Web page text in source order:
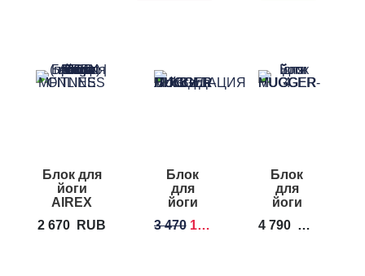
Блок для
йоги
AIREX
Block
2 670 RUB
Блок
для
йоги
MUGGER
3 470 1 150
Блок
для
йоги
MUGGER
4 790 RUB